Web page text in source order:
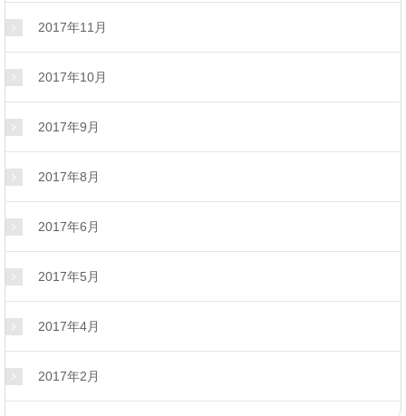
2017年11月
2017年10月
2017年9月
2017年8月
2017年6月
2017年5月
2017年4月
2017年2月